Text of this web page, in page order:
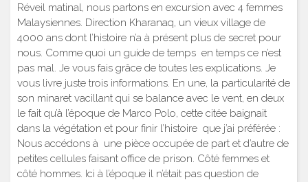
Réveil matinal, nous partons en excursion avec 4 femmes
Malaysiennes. Direction Kharanaq, un vieux village de
4000 ans dont l’histoire n’a à présent plus de secret pour
nous. Comme quoi un guide de temps en temps ce n’est
pas mal. Je vous fais grâce de toutes les explications. Je
vous livre juste trois informations. En une, la particularité de
son minaret vacillant qui se balance avec le vent, en deux
le fait qu’à l’époque de Marco Polo, cette citée baignait
dans la végétation et pour finir l’histoire que j’ai préférée :
Nous accédons à une pièce occupée de part et d’autre de
petites cellules faisant office de prison. Côté femmes et
côté hommes. Ici à l’époque il n’était pas question de